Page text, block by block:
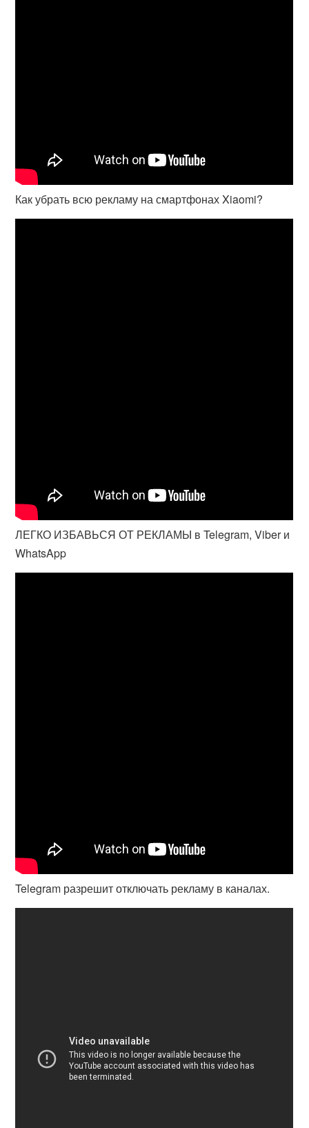
Как убрать всю рекламу на смартфонах Xiaomi?
ЛЕГКО ИЗБАВЬСЯ ОТ РЕКЛАМЫ в Telegram, Viber и
WhatsApp
Telegram разрешит отключать рекламу в каналах.